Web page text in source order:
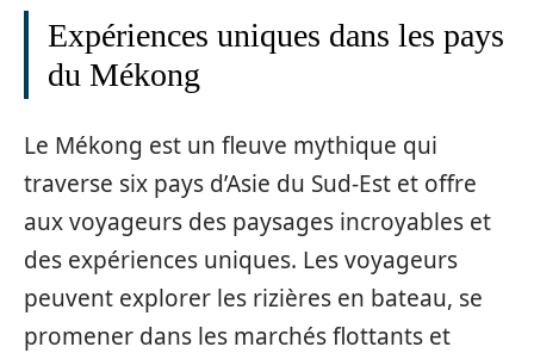
Expériences uniques dans les pays
du Mékong
Le Mékong est un fleuve mythique qui
traverse six pays d’Asie du Sud-Est et offre
aux voyageurs des paysages incroyables et
des expériences uniques. Les voyageurs
peuvent explorer les rizières en bateau, se
promener dans les marchés flottants et